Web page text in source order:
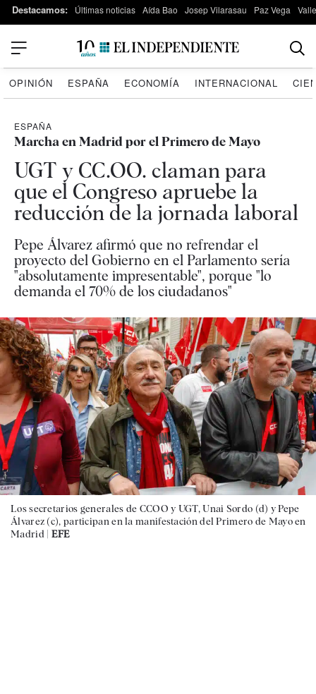
Destacamos: Últimas noticias Aída Bao Josep Vilarasau Paz Vega
OPINIÓN ESPAÑA ECONOMÍA INTERNACIONAL
ESPAÑA
Marcha en Madrid por el Primero de Mayo
UGT y CC.OO. claman para
que el Congreso apruebe la
reducción de la jornada laboral
Pepe Álvarez afirmó que no refrendar el
proyecto del Gobierno en el Parlamento sería
"absolutamente impresentable", porque "lo
demanda el 70% de los ciudadanos"
Los secretarios generales de CCOO y UGT, Unai Sordo (d) y Pepe
Álvarez (c), participan en la manifestación del Primero de Mayo en
Madrid | EFE